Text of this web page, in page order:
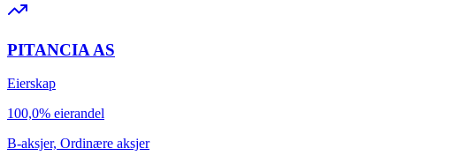
PITANCIA AS
Eierskap
100,0% eierandel
B-aksjer, Ordinære aksjer